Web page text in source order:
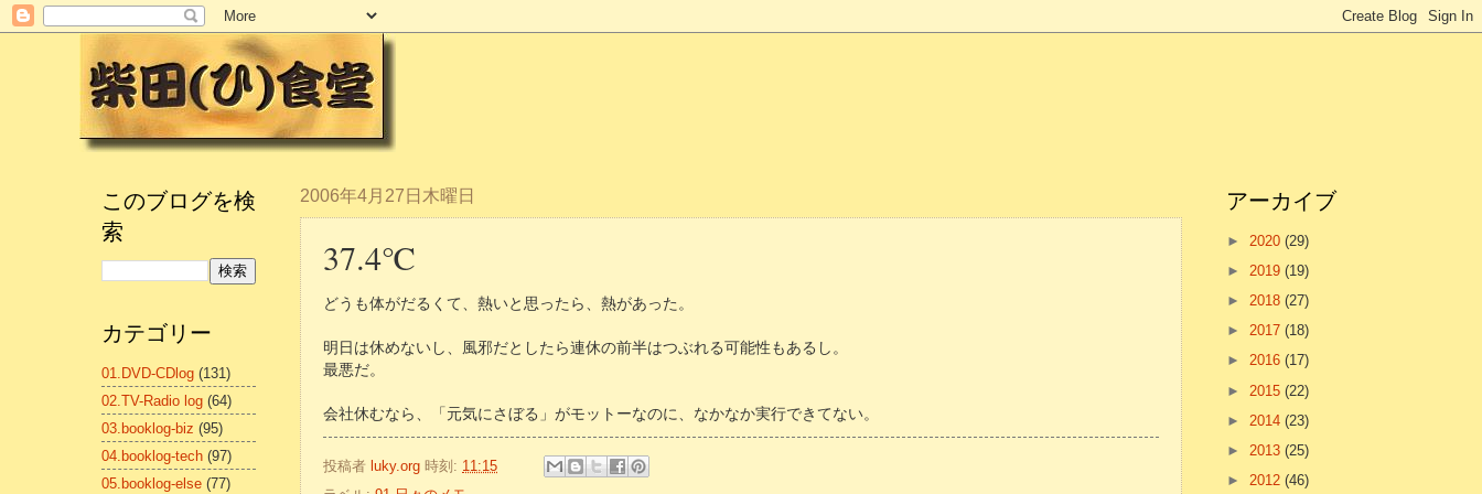
2006年4月27日木曜日
37.4℃
どうも体がだるくて、熱いと思ったら、熱があった。
明日は休めないし、風邪だとしたら連休の前半はつぶれる可能性もあるし。
最悪だ。
会社休むなら、「元気にさぼる」がモットーなのに、なかなか実行できてない。
投稿者 luky.org 時刻: 11:15
このブログを検
索
カテゴリー
01.DVD-CDlog (131)
02.TV-Radio log (64)
03.booklog-biz (95)
04.booklog-tech (97)
05.booklog-else (77)
アーカイブ
► 2020 (29)
► 2019 (19)
► 2018 (27)
► 2017 (18)
► 2016 (17)
► 2015 (22)
► 2014 (23)
► 2013 (25)
► 2012 (46)